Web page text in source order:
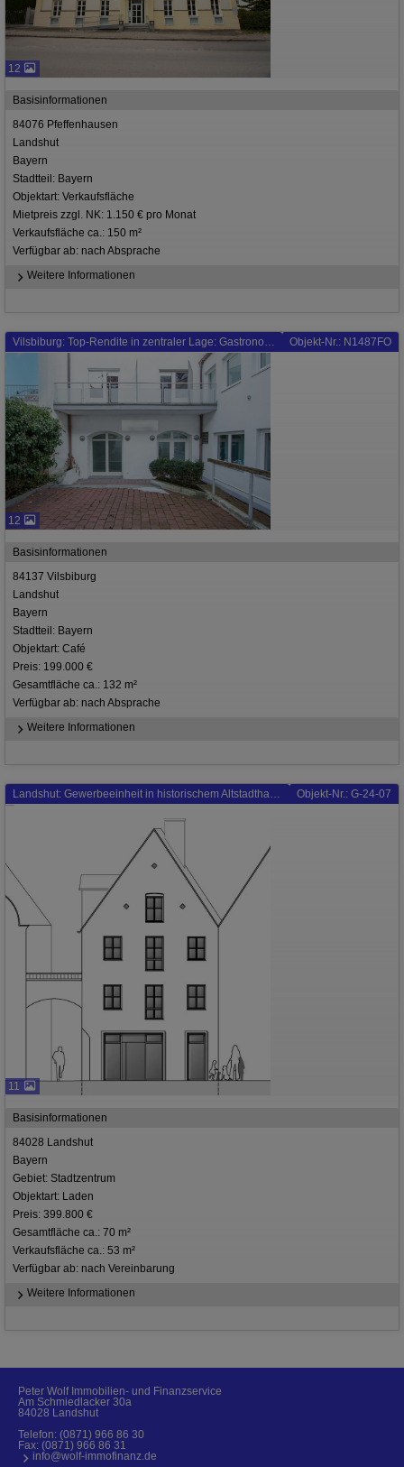
12
Basisinformationen
84076 Pfeffenhausen
Landshut
Bayern
Stadtteil: Bayern
Objektart: Verkaufsfläche
Mietpreis zzgl. NK: 1.150 € pro Monat
Verkaufsfläche ca.: 150 m²
Verfügbar ab: nach Absprache
Weitere Informationen
Vilsbiburg: Top-Rendite in zentraler Lage: Gastronomiefläche mit 132 m² Objekt-Nr.: N1487FO
12
Basisinformationen
84137 Vilsbiburg
Landshut
Bayern
Stadtteil: Bayern
Objektart: Café
Preis: 199.000 €
Gesamtfläche ca.: 132 m²
Verfügbar ab: nach Absprache
Weitere Informationen
Landshut: Gewerbeeinheit in historischem Altstadthaus in Landshuter Innenstadt! Objekt-Nr.: G-24-07
11
Basisinformationen
84028 Landshut
Bayern
Gebiet: Stadtzentrum
Objektart: Laden
Preis: 399.800 €
Gesamtfläche ca.: 70 m²
Verkaufsfläche ca.: 53 m²
Verfügbar ab: nach Vereinbarung
Weitere Informationen
Peter Wolf Immobilien- und Finanzservice
Am Schmiedlacker 30a
84028 Landshut
Telefon: (0871) 966 86 30
Fax: (0871) 966 86 31
info@wolf-immofinanz.de